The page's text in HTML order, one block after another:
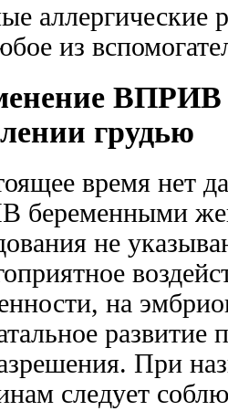
аллергические
из
ВПРИВ
грудью
время нет
беременными
не
на
развитие
При
следует